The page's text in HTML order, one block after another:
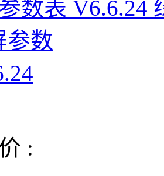
数表 V6.6.24
: